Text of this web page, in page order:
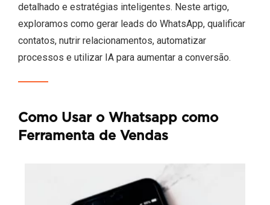
detalhado e estratégias inteligentes. Neste artigo,
exploramos como gerar leads do WhatsApp, qualificar
contatos, nutrir relacionamentos, automatizar
processos e utilizar IA para aumentar a conversão.
Como Usar o Whatsapp como
Ferramenta de Vendas